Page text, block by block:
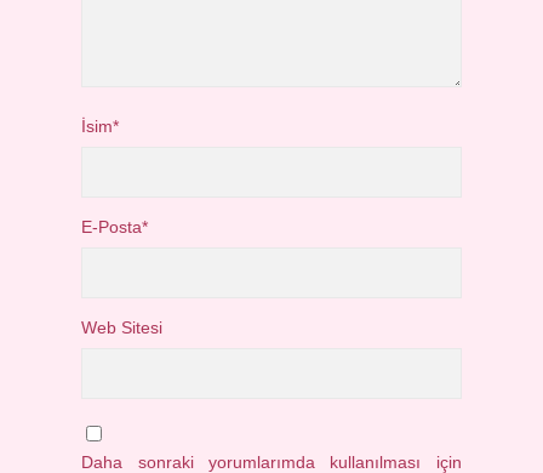
İsim*
E-Posta*
Web Sitesi
Daha sonraki yorumlarımda kullanılması için